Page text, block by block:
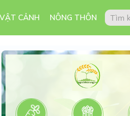
CẢNH NÔNG THÔN